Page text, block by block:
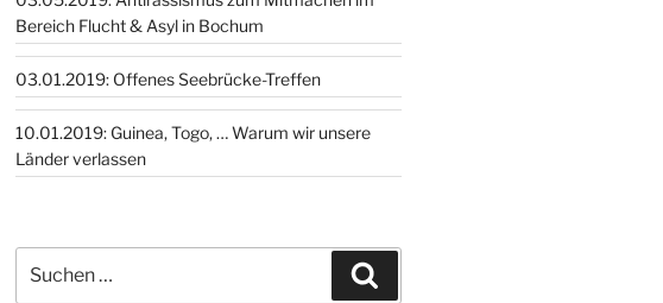
Bereich Flucht & Asyl in Bochum
03.01.2019: Offenes Seebrücke-Treffen
10.01.2019: Guinea, Togo, … Warum wir unsere
Länder verlassen
nach: